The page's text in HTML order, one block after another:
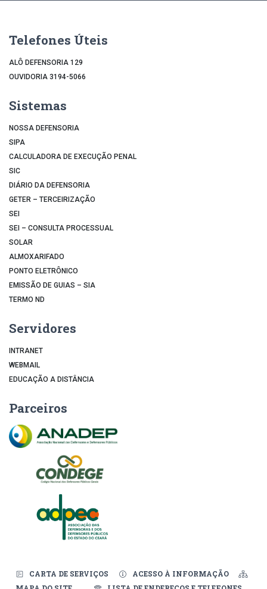
Telefones Úteis
ALÔ DEFENSORIA 129
OUVIDORIA 3194-5066
Sistemas
NOSSA DEFENSORIA
SIPA
CALCULADORA DE EXECUÇÃO PENAL
SIC
DIÁRIO DA DEFENSORIA
GETER – TERCEIRIZAÇÃO
SEI
SEI – CONSULTA PROCESSUAL
SOLAR
ALMOXARIFADO
PONTO ELETRÔNICO
EMISSÃO DE GUIAS – SIA
TERMO ND
Servidores
INTRANET
WEBMAIL
EDUCAÇÃO A DISTÂNCIA
Parceiros
CARTA DE SERVIÇOS
ACESSO À INFORMAÇÃO